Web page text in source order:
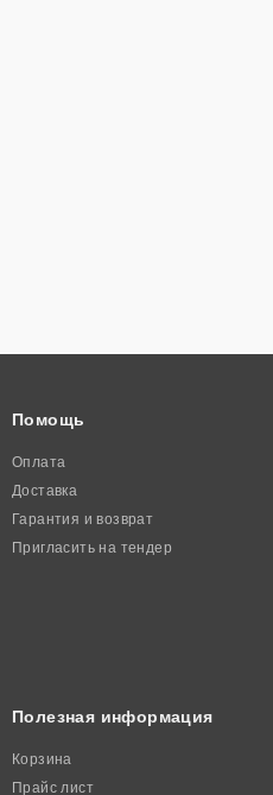
Помощь
Оплата
Доставка
Гарантия и возврат
Пригласить на тендер
Полезная информация
Корзина
Прайс лист